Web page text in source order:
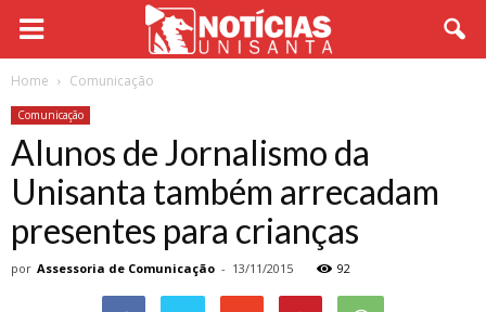
Home Comunicação
Comunicação
Alunos de Jornalismo da
Unisanta também arrecadam
presentes para crianças
por Assessoria de Comunicação - 13/11/2015 92